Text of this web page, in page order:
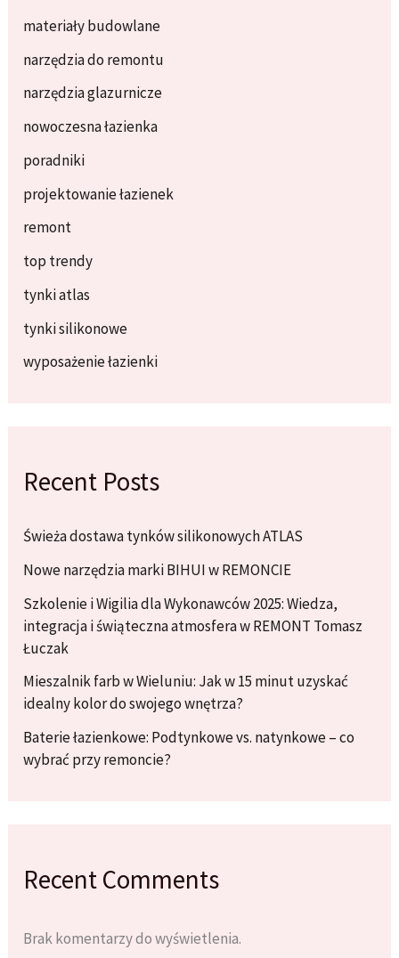
materiały budowlane
narzędzia do remontu
narzędzia glazurnicze
nowoczesna łazienka
poradniki
projektowanie łazienek
remont
top trendy
tynki atlas
tynki silikonowe
wyposażenie łazienki
Recent Posts
Świeża dostawa tynków silikonowych ATLAS
Nowe narzędzia marki BIHUI w REMONCIE
Szkolenie i Wigilia dla Wykonawców 2025: Wiedza,
integracja i świąteczna atmosfera w REMONT Tomasz
Łuczak
Mieszalnik farb w Wieluniu: Jak w 15 minut uzyskać
idealny kolor do swojego wnętrza?
Baterie łazienkowe: Podtynkowe vs. natynkowe – co
wybrać przy remoncie?
Recent Comments
Brak komentarzy do wyświetlenia.